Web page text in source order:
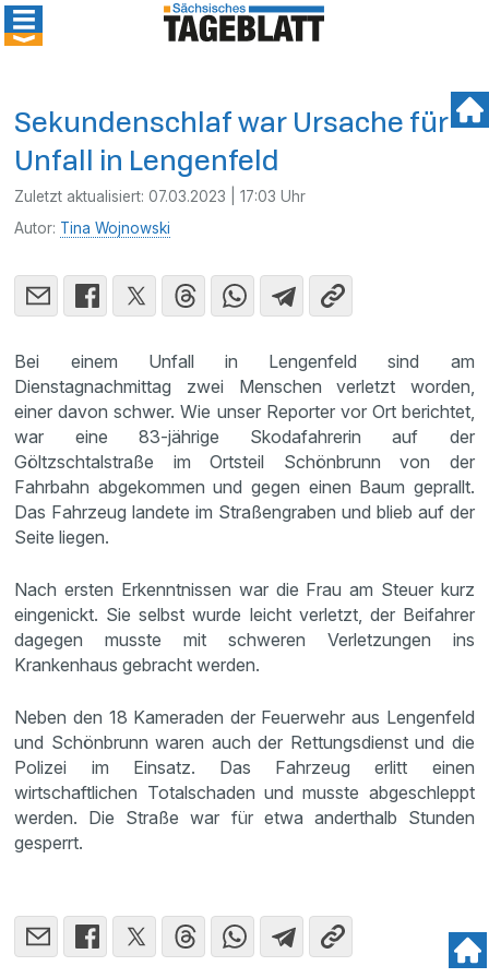
Sekundenschlaf war Ursache für
Unfall in Lengenfeld
Zuletzt aktualisiert:07.03.2023 | 17:03 Uhr
Autor: Tina Wojnowski
Bei einem Unfall in Lengenfeld sind am
Dienstagnachmittag zwei Menschen verletzt worden,
einer davon schwer. Wie unser Reporter vor Ort berichtet,
war eine 83-jährige Skodafahrerin auf der
Göltzschtalstraße im Ortsteil Schönbrunn von der
Fahrbahn abgekommen und gegen einen Baum geprallt.
Das Fahrzeug landete im Straßengraben und blieb auf der
Seite liegen.
Nach ersten Erkenntnissen war die Frau am Steuer kurz
eingenickt. Sie selbst wurde leicht verletzt, der Beifahrer
dagegen musste mit schweren Verletzungen ins
Krankenhaus gebracht werden.
Neben den 18 Kameraden der Feuerwehr aus Lengenfeld
und Schönbrunn waren auch der Rettungsdienst und die
Polizei im Einsatz. Das Fahrzeug erlitt einen
wirtschaftlichen Totalschaden und musste abgeschleppt
werden. Die Straße war für etwa anderthalb Stunden
gesperrt.